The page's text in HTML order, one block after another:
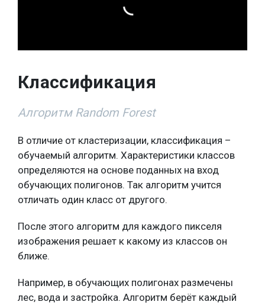
Классификация
Алгоритм Random Forest
В отличие от кластеризации, классификация –
обучаемый алгоритм. Характеристики классов
определяются на основе поданных на вход
обучающих полигонов. Так алгоритм учится
отличать один класс от другого.
После этого алгоритм для каждого пикселя
изображения решает к какому из классов он
ближе.
Например, в обучающих полигонах размечены
лес, вода и застройка. Алгоритм берёт каждый